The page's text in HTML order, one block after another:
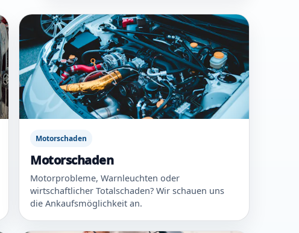
Motorschaden
Motorschaden
Motorprobleme, Warnleuchten oder
wirtschaftlicher Totalschaden? Wir schauen uns
die Ankaufsmöglichkeit an.